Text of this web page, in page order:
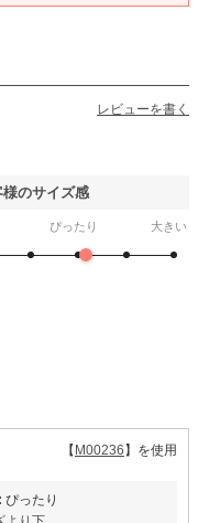
レビューを書く
様のサイズ感
ぴったり 大きい
【M00236】を使用
ぴったり